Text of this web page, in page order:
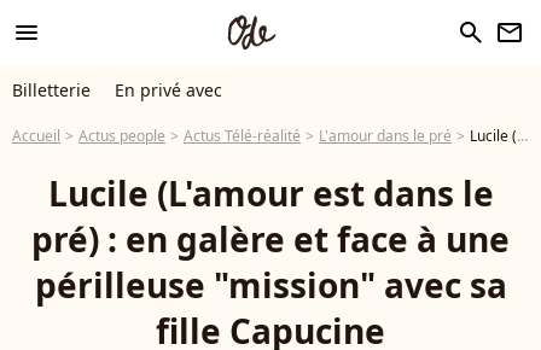
menu search newsletter
Billetterie En privé avec
Accueil Actus people Actus Télé-réalité L'amour dans le pré Lucile (L'amour est dans le pré) : en galère et face à une périlleuse "mission" avec sa fille Capucine
Lucile (L'amour est dans le
pré) : en galère et face à une
périlleuse "mission" avec sa
fille Capucine